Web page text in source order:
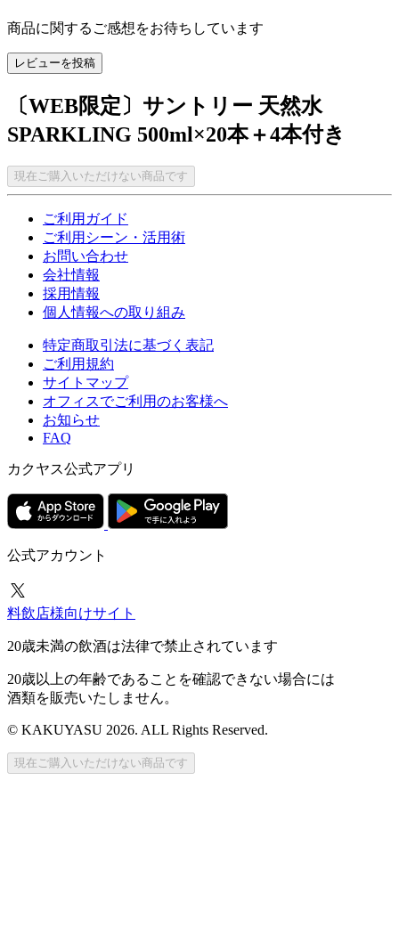
商品に関するご感想をお待ちしています
レビューを投稿
〔WEB限定〕サントリー 天然水
SPARKLING 500ml×20本＋4本付き
現在ご購入いただけない商品です
ご利用ガイド
ご利用シーン・活用術
お問い合わせ
会社情報
採用情報
個人情報への取り組み
特定商取引法に基づく表記
ご利用規約
サイトマップ
オフィスでご利用のお客様へ
お知らせ
FAQ
カクヤス公式アプリ
公式アカウント
料飲店様向けサイト
20歳未満の飲酒は法律で禁止されています
20歳以上の年齢であることを確認できない場合には
酒類を販売いたしません。
© KAKUYASU 2026. ALL Rights Reserved.
現在ご購入いただけない商品です